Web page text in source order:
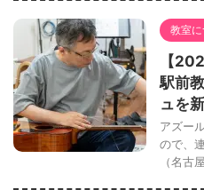
教室
【
駅前
ュを
アズー
ので、
（名古